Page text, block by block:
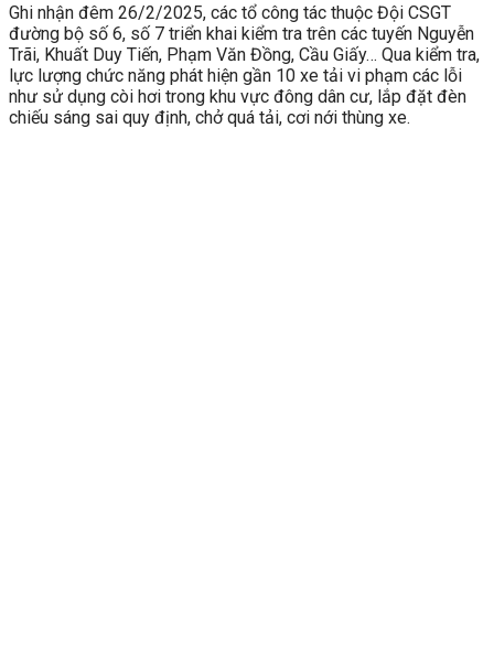
Ghi nhận đêm 26/2/2025, các tổ công tác thuộc Đội CSGT
đường bộ số 6, số 7 triển khai kiểm tra trên các tuyến Nguyễn
Trãi, Khuất Duy Tiến, Phạm Văn Đồng, Cầu Giấy… Qua kiểm tra,
lực lượng chức năng phát hiện gần 10 xe tải vi phạm các lỗi
như sử dụng còi hơi trong khu vực đông dân cư, lắp đặt đèn
chiếu sáng sai quy định, chở quá tải, cơi nới thùng xe.